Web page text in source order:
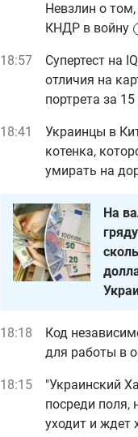
Невзлин о
КНДР в войну
18:57
Супертест на
отличия на
портрета за 15
18:41
Украинцы в
котенка,
умирать на
На
18:18
Код
для работы в
18:15
"Украинский
посреди поля,
уходит и ждет